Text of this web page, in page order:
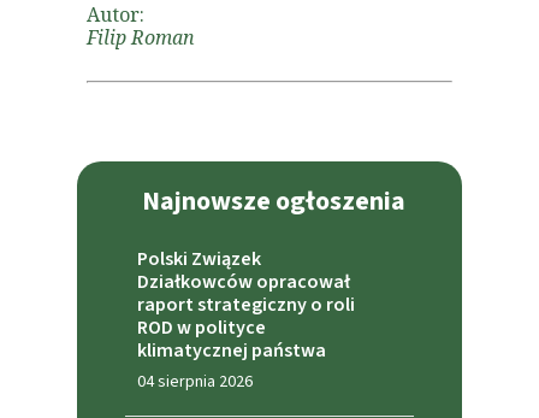
Najnowsze ogłoszenia
Polski Związek
Działkowców opracował
raport strategiczny o roli
ROD w polityce
klimatycznej państwa
04 sierpnia 2026
Autor:
Filip Roman